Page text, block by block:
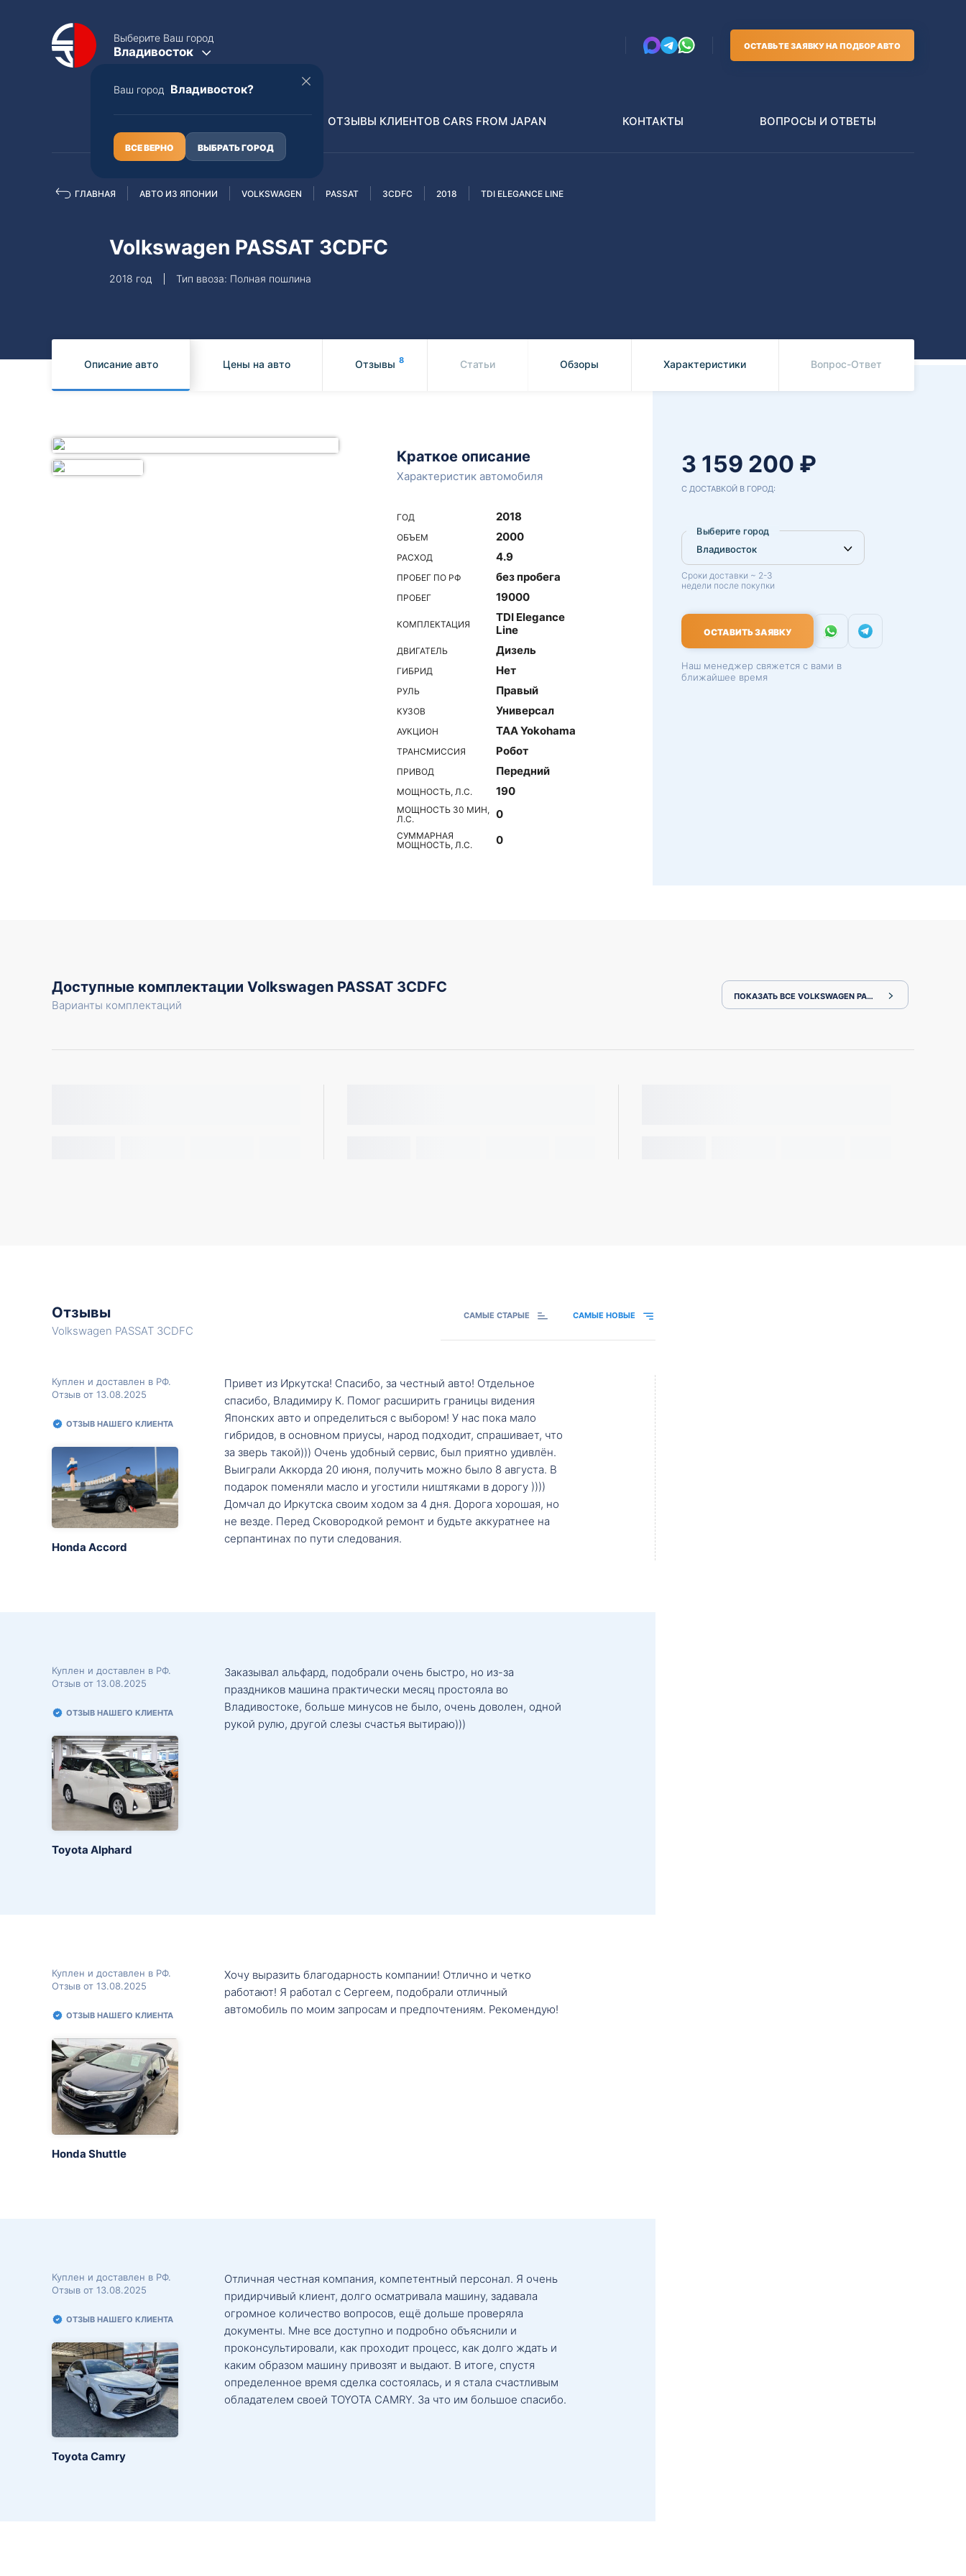
Выберите Ваш город
Владивосток
Ваш город Владивосток?
ВСЕ ВЕРНО ВЫБРАТЬ ГОРОД
ОСТАВЬТЕ ЗАЯВКУ НА ПОДБОР АВТО
Полная пошлина
Subaru
Распилы и конструкторы
ОТЗЫВЫ КЛИЕНТОВ CARS FROM JAPAN КОНТАКТЫ ВОПРОСЫ И ОТВЕТЫ
ГЛАВНАЯ АВТО ИЗ ЯПОНИИ VOLKSWAGEN PASSAT 3CDFC 2018 TDI ELEGANCE LINE
Volkswagen PASSAT 3CDFC
2018 год Тип ввоза: Полная пошлина
Описание авто Цены на авто Отзывы 8 Статьи Обзоры Характеристики Вопрос-Ответ
Краткое описание
Характеристик автомобиля
ГОД 2018
ОБЪЕМ 2000
РАСХОД 4.9
ПРОБЕГ ПО РФ без пробега
ПРОБЕГ 19000
КОМПЛЕКТАЦИЯ
TDI Elegance
Line
ДВИГАТЕЛЬ Дизель
ГИБРИД Нет
РУЛЬ Правый
КУЗОВ Универсал
АУКЦИОН TAA Yokohama
ТРАНСМИССИЯ Робот
ПРИВОД Передний
МОЩНОСТЬ, Л.С. 190
МОЩНОСТЬ 30 МИН,
Л.С.
0
СУММАРНАЯ
МОЩНОСТЬ, Л.С.
0
3 159 200 ₽
С ДОСТАВКОЙ В ГОРОД:
Выберите город
Сроки доставки ~ 2-3
недели после покупки
ОСТАВИТЬ ЗАЯВКУ
Наш менеджер свяжется с вами в
ближайшее время
Доступные комплектации Volkswagen PASSAT 3CDFC
Варианты комплектаций
ПОКАЗАТЬ ВСЕ VOLKSWAGEN PASSAT 3CDFC
Отзывы
Volkswagen PASSAT 3CDFC
САМЫЕ СТАРЫЕ САМЫЕ НОВЫЕ
Куплен и доставлен в РФ.
Отзыв от 13.08.2025
ОТЗЫВ НАШЕГО КЛИЕНТА
Honda Accord
Привет из Иркутска! Спасибо, за честный авто! Отдельное
спасибо, Владимиру К. Помог расширить границы видения
Японских авто и определиться с выбором! У нас пока мало
гибридов, в основном приусы, народ подходит, спрашивает, что
за зверь такой))) Очень удобный сервис, был приятно удивлён.
Выиграли Аккорда 20 июня, получить можно было 8 августа. В
подарок поменяли масло и угостили ништяками в дорогу ))))
Домчал до Иркутска своим ходом за 4 дня. Дорога хорошая, но
не везде. Перед Сковородкой ремонт и будьте аккуратнее на
серпантинах по пути следования.
Куплен и доставлен в РФ.
Отзыв от 13.08.2025
ОТЗЫВ НАШЕГО КЛИЕНТА
Toyota Alphard
Заказывал альфард, подобрали очень быстро, но из-за
праздников машина практически месяц простояла во
Владивостоке, больше минусов не было, очень доволен, одной
рукой рулю, другой слезы счастья вытираю)))
Куплен и доставлен в РФ.
Отзыв от 13.08.2025
ОТЗЫВ НАШЕГО КЛИЕНТА
Honda Shuttle
Хочу выразить благодарность компании! Отлично и четко
работают! Я работал с Сергеем, подобрали отличный
автомобиль по моим запросам и предпочтениям. Рекомендую!
Куплен и доставлен в РФ.
Отзыв от 13.08.2025
ОТЗЫВ НАШЕГО КЛИЕНТА
Toyota Camry
Отличная честная компания, компетентный персонал. Я очень
придирчивый клиент, долго осматривала машину, задавала
огромное количество вопросов, ещё дольше проверяла
документы. Мне все доступно и подробно объяснили и
проконсультировали, как проходит процесс, как долго ждать и
каким образом машину привозят и выдают. В итоге, спустя
определенное время сделка состоялась, и я стала счастливым
обладателем своей TOYOTA CAMRY. За что им большое спасибо.